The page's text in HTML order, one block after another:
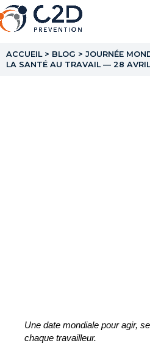
ACCUEIL> BLOG > JOURNÉE
LA SANTÉ AU TRAVAIL — 28
Une date mondiale pour agir,
chaque travailleur.